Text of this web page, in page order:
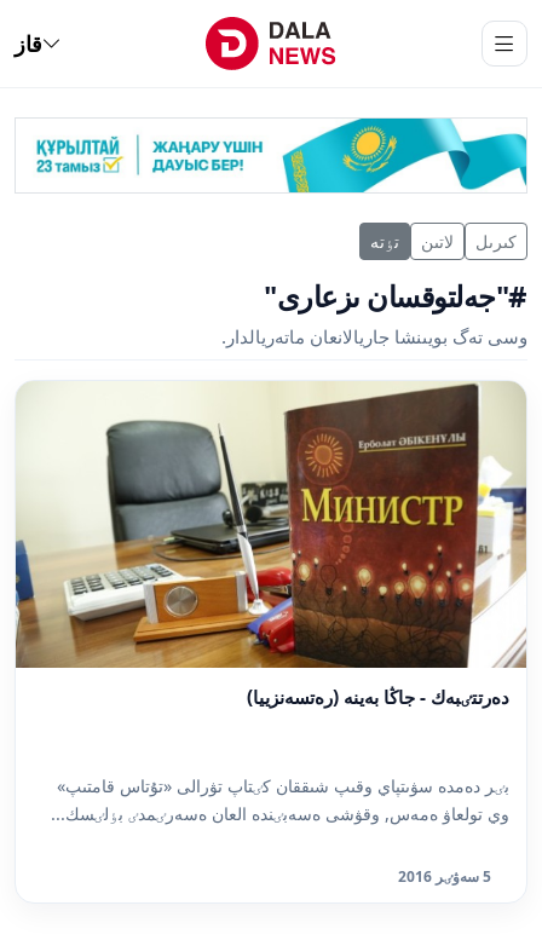
قاز
كىرىل لاتىن تٶتە
#"جەلتوقسان ىزعارى"
وسى تەگ بويىنشا جاريالانعان ماتەريالدار.
دەرتتٸبەك - جاڭا بەينە (رەتسەنزييا)
بٸر دەمدە سۋىتپاي وقىپ شىققان كٸتاپ تۋرالى «تۇتاس قامتىپ»
وي تولعاۋ ەمەس, وقۋشى ەسەبٸندە العان ەسەرٸمدٸ بٶلٸسك...
5 سەۋٸر 2016